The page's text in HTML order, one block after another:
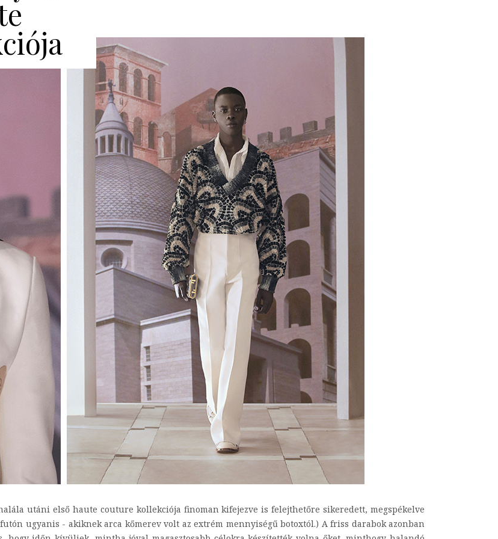
utáni első haute couture kollekciója finoman kifejezve is felejthetőre sikeredett, megspékelve
ugyanis - akiknek arca kőmerev volt az extrém mennyiségű botoxtól.) A friss darabok azonban